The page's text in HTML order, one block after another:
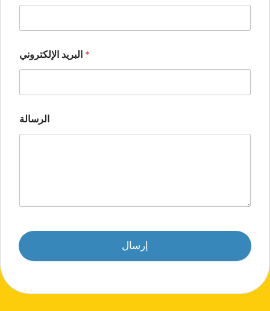
*
الرسالة
إرسال